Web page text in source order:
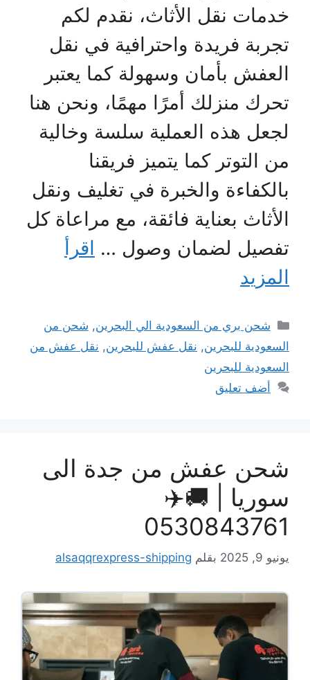
خدمات نقل الأثاث، نقدم لكم
تجربة فريدة واحترافية في نقل
العفش بأمان وسهولة كما يعتبر
تحرك منزلك أمرًا مهمًا، ونحن هنا
لجعل هذه العملية سلسة وخالية
من التوتر كما يتميز فريقنا
بالكفاءة والخبرة في تغليف ونقل
الأثاث بعناية فائقة، مع مراعاة كل
تفصيل لضمان وصول … اقرأ
المزيد
التصنيفات
شحن بري من السعودية الي البحرين, شحن من
السعودية للبحرين, نقل عفش للبحرين, نقل عفش من
السعودية للبحرين
أضف تعليق
شحن عفش من جدة الى
سوريا | 🚚✈️
0530843761
يونيو 9, 2025 بقلم alsaqqrexpress-shipping